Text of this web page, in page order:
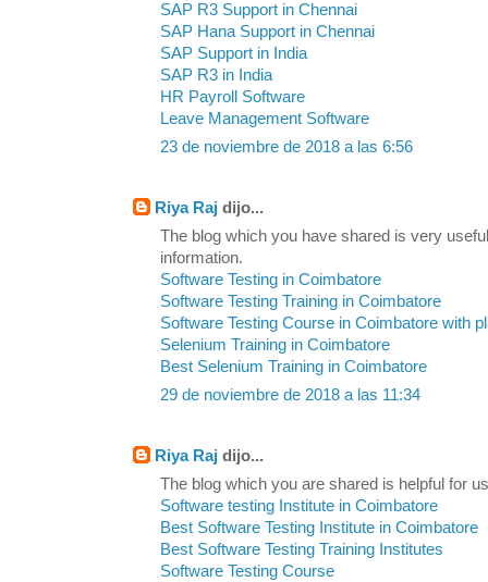
SAP R3 Support in Chennai
SAP Hana Support in Chennai
SAP Support in India
SAP R3 in India
HR Payroll Software
Leave Management Software
23 de noviembre de 2018 a las 6:56
Riya Raj dijo...
The blog which you have shared is very
information.
Software Testing in Coimbatore
Software Testing Training in Coimbatore
Software Testing Course in Coimbatore with
Selenium Training in Coimbatore
Best Selenium Training in Coimbatore
29 de noviembre de 2018 a las 11:34
Riya Raj dijo...
The blog which you are shared is helpful for
Software testing Institute in Coimbatore
Best Software Testing Institute in Coimbatore
Best Software Testing Training Institutes
Software Testing Course